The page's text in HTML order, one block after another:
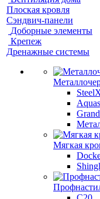
Плоская кровля
Сэндвич-панели
Доборные элементы
Крепеж
Дренажные системы
Мягкая